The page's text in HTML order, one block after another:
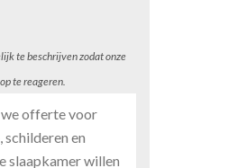
te beschrijven zodat onze
te reageren.